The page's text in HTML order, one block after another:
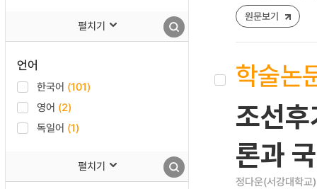
펼치기
언어
한국어 (101)
영어 (2)
독일어 (1)
펼치기
원문보기
학술논
조선
론과
정다운(서강대학교)